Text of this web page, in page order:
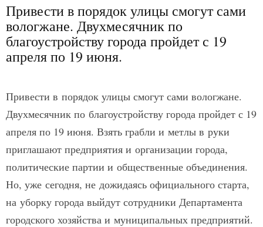
Привести в порядок улицы смогут сами
вологжане. Двухмесячник по
благоустройству города пройдет с 19
апреля по 19 июня.
Привести в порядок улицы смогут сами вологжане.
Двухмесячник по благоустройству города пройдет с 19
апреля по 19 июня. Взять грабли и метлы в руки
приглашают предприятия и организации города,
политические партии и общественные объединения.
Но, уже сегодня, не дожидаясь официального старта,
на уборку города выйдут сотрудники Департамента
городского хозяйства и муниципальных предприятий.